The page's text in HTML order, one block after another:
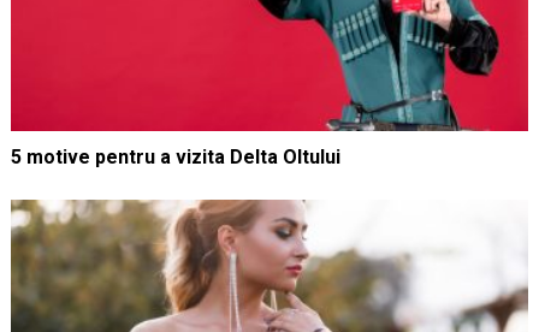
5 motive pentru a vizita Delta Oltului